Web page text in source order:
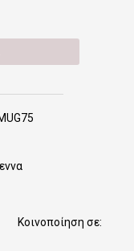
Κοινοποίηση σε: